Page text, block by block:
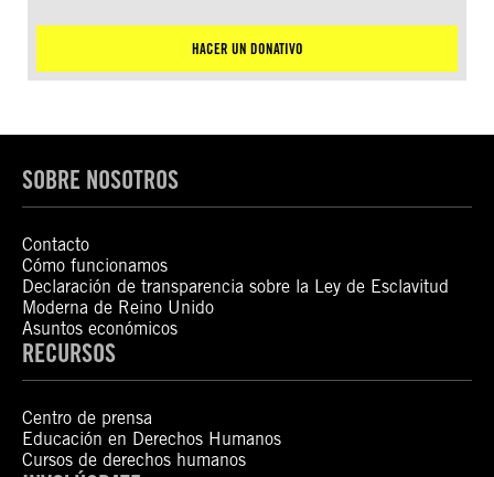
HACER UN DONATIVO
SOBRE NOSOTROS
Contacto
Cómo funcionamos
Declaración de transparencia sobre la Ley de Esclavitud
Moderna de Reino Unido
Asuntos económicos
RECURSOS
Centro de prensa
Educación en Derechos Humanos
Cursos de derechos humanos